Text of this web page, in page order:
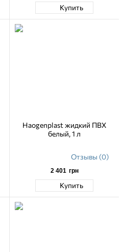
Купить
Haogenplast жидкий ПВХ
белый, 1 л
Отзывы (0)
2 401 грн
Купить